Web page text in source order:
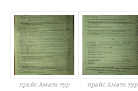
прайс Амата тур прайс Амата тур